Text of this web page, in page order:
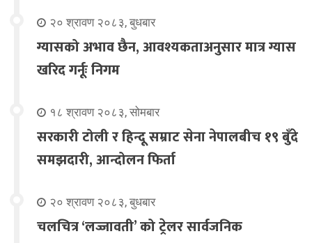
२० श्रावण २०८३, बुधबार
ग्यासको अभाव छैन, आवश्यकताअनुसार मात्र ग्यास
खरिद गर्नूः निगम
१८ श्रावण २०८३, सोमबार
सरकारी टोली र हिन्दू सम्राट सेना नेपालबीच १९ बुँदे
समझदारी, आन्दोलन फिर्ता
२० श्रावण २०८३, बुधबार
चलचित्र ‘लज्जावती’ को ट्रेलर सार्वजनिक